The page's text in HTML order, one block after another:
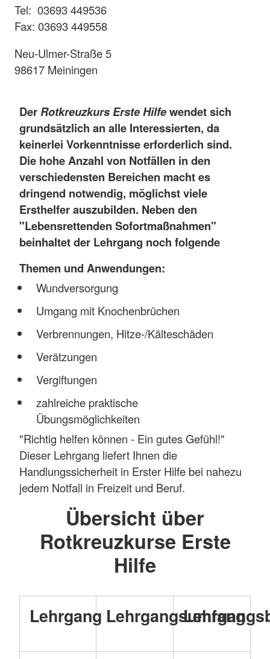
Tel: 03693 449536
Fax: 03693 449558
Neu-Ulmer-Straße 5
98617 Meiningen
DerRotkreuzkurs Erste Hilfewendet sich
grundsätzlich an alle Interessierten, da
keinerlei Vorkenntnisse erforderlich sind.
Die hohe Anzahl von Notfällen in den
verschiedensten Bereichen macht es
dringend notwendig, möglichst viele
Ersthelfer auszubilden. Neben den
"Lebensrettenden Sofortmaßnahmen"
beinhaltet der Lehrgang noch folgende
Themen und Anwendungen:
Wundversorgung
Umgang mit Knochenbrüchen
Verbrennungen, Hitze-/Kälteschäden
Verätzungen
Vergiftungen
zahlreiche praktische
Übungsmöglichkeiten
"Richtig helfen können - Ein gutes Gefühl!"
Dieser Lehrgang liefert Ihnen die
Handlungssicherheit in Erster Hilfe bei nahezu
jedem Notfall in Freizeit und Beruf.
Übersicht über
Rotkreuzkurse Erste
Hilfe
Lehrgang Lehrgangsumfang